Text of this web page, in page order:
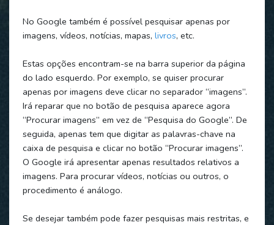
No Google também é possível pesquisar apenas por
imagens, vídeos, notícias, mapas, livros, etc.
Estas opções encontram-se na barra superior da página
do lado esquerdo. Por exemplo, se quiser procurar
apenas por imagens deve clicar no separador “imagens”.
Irá reparar que no botão de pesquisa aparece agora
“Procurar imagens” em vez de “Pesquisa do Google”. De
seguida, apenas tem que digitar as palavras-chave na
caixa de pesquisa e clicar no botão “Procurar imagens”.
O Google irá apresentar apenas resultados relativos a
imagens. Para procurar vídeos, notícias ou outros, o
procedimento é análogo.
Se desejar também pode fazer pesquisas mais restritas, e